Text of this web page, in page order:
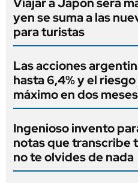
yen se suma a las
para turistas
Las acciones
hasta 6,4% y el
máximo en dos meses
Ingenioso invento
notas que transcribe
no te olvides de nada